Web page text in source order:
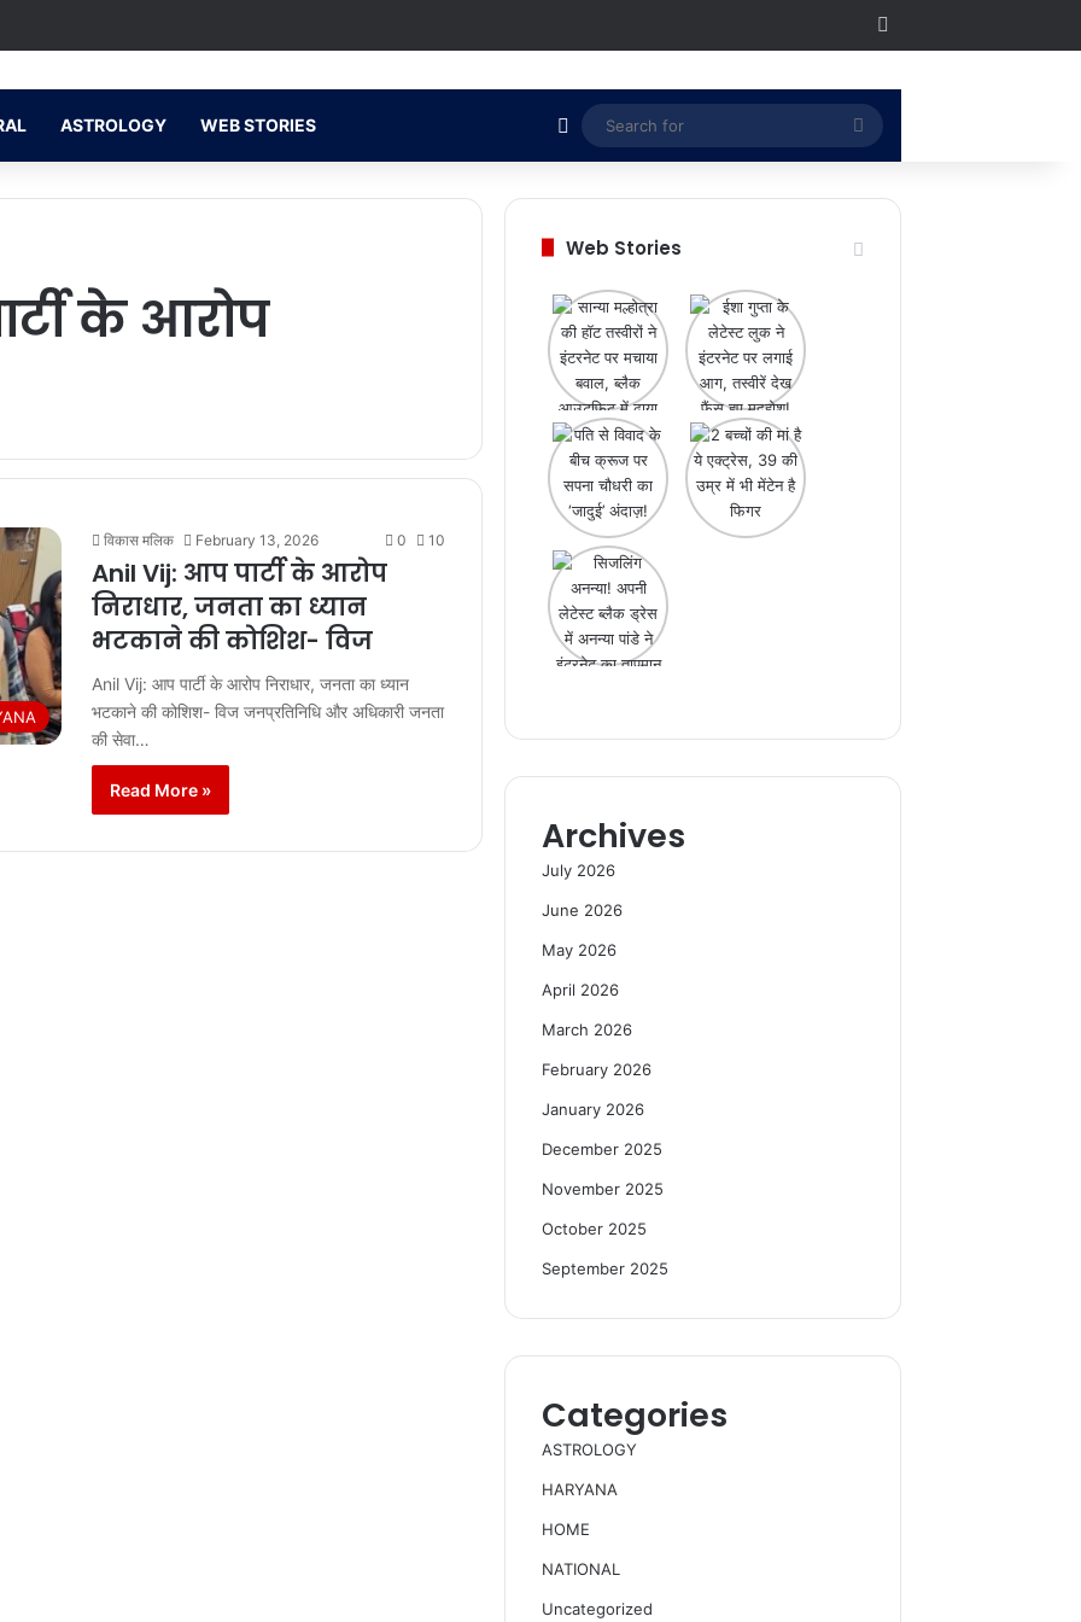
ASTROLOGY WEB STORIES Switch skin
Search
for
के आरोप
विकास मलिक February 13, 2026 0 10
Anil Vij: आप पार्टी के आरोप
निराधार, जनता का ध्यान
भटकाने की कोशिश- विज
Anil Vij: आप पार्टी के आरोप निराधार, जनता का ध्यान
भटकाने की कोशिश- विज जनप्रतिनिधि और अधिकारी जनता
की सेवा…
Read More »
Web Stories
Archives
July 2026
June 2026
May 2026
April 2026
March 2026
February 2026
January 2026
December 2025
November 2025
October 2025
September 2025
Categories
ASTROLOGY
HARYANA
HOME
NATIONAL
Uncategorized